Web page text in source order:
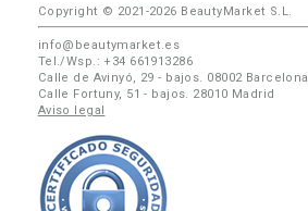
Copyright © 2021-2026 BeautyMarket S.L.
info@beautymarket.es
Tel./Wsp.: +34 661913286
Calle de Avinyó, 29 - bajos. 08002 Barcelona
Calle Fortuny, 51 - bajos. 28010 Madrid
Aviso legal